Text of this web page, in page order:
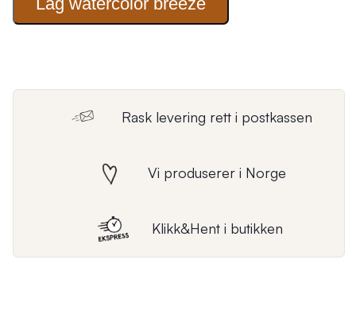
Rask levering rett i postkassen
Vi produserer i Norge
Klikk&Hent i butikken